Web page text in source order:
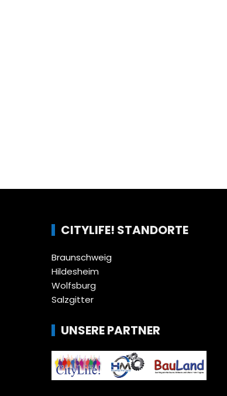
CITYLIFE! STANDORTE
Braunschweig
Hildesheim
Wolfsburg
Salzgitter
UNSERE PARTNER